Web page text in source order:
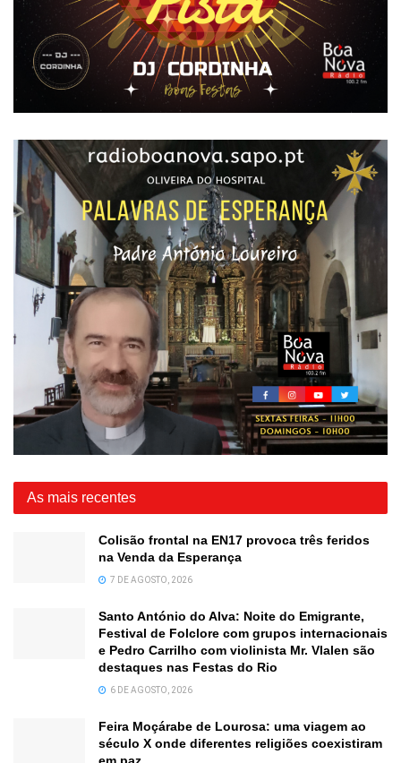
As mais recentes
Colisão frontal na EN17 provoca três feridos
na Venda da Esperança
7 DE AGOSTO, 2026
Santo António do Alva: Noite do Emigrante,
Festival de Folclore com grupos internacionais
e Pedro Carrilho com violinista Mr. Vlalen são
destaques nas Festas do Rio
6 DE AGOSTO, 2026
Feira Moçárabe de Lourosa: uma viagem ao
século X onde diferentes religiões coexistiram